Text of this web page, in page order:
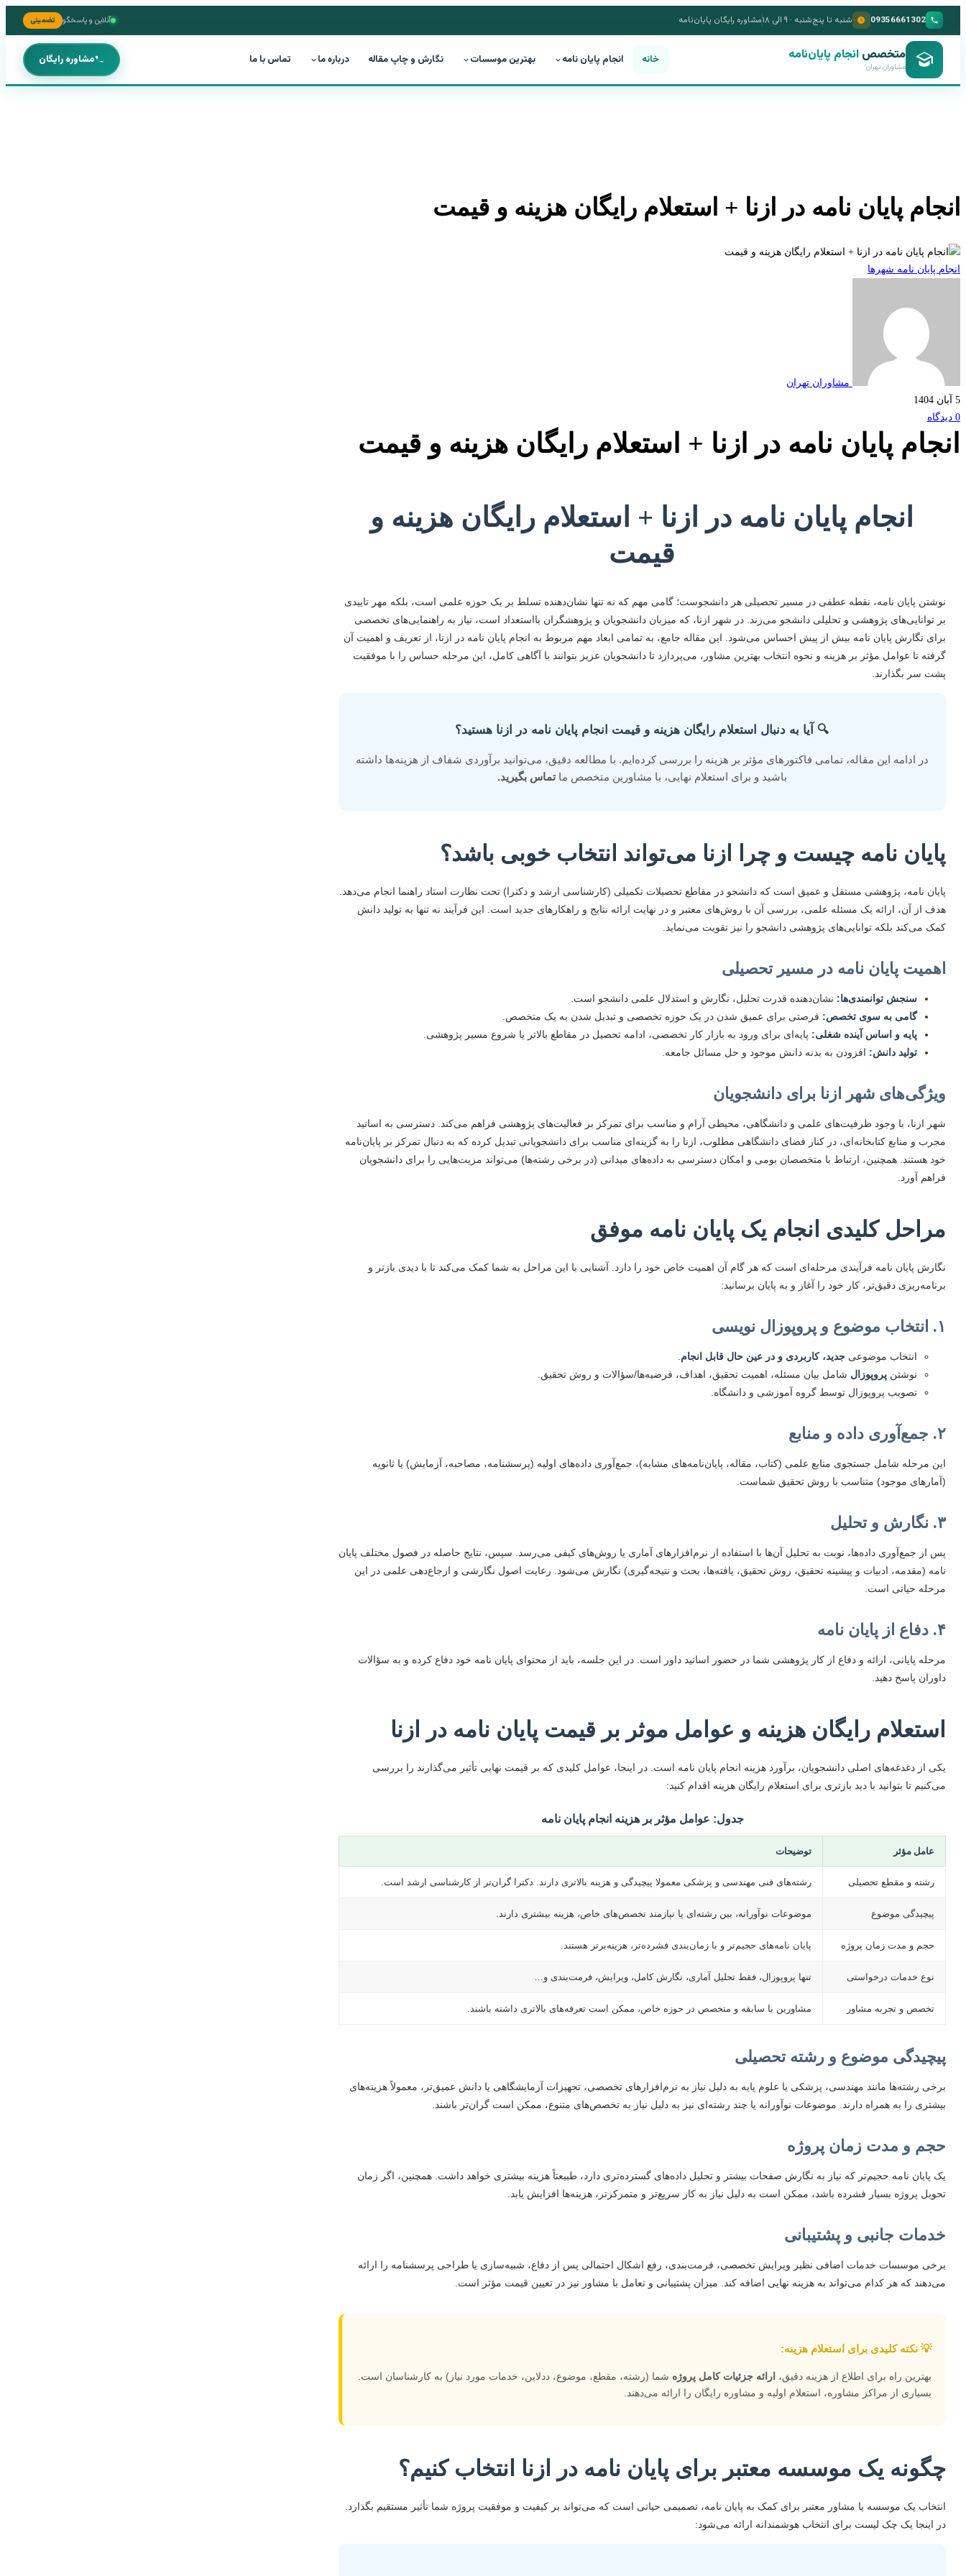
09356661302 شنبه تا پنج‌شنبه · ۹ الی ۱۸ مشاوره رایگان پایان‌نامه آنلاین و پاسخگو تضمینی
متخصص انجام پایان‌نامه
مشاوران تهران خانه انجام پایان نامه بهترین موسسات نگارش و چاپ مقاله درباره ما تماس با ما مشاوره رایگان
انجام پایان نامه در ازنا + استعلام رایگان هزینه و قیمت
انجام پایان نامه شهرها
مشاوران تهران
5 آبان 1404
0 دیدگاه
انجام پایان نامه در ازنا + استعلام رایگان هزینه و قیمت
انجام پایان نامه در ازنا + استعلام رایگان هزینه و
قیمت
نوشتن پایان نامه، نقطه عطفی در مسیر تحصیلی هر دانشجوست؛ گامی مهم که نه تنها نشان‌دهنده تسلط بر یک حوزه علمی است، بلکه مهر تاییدی
بر توانایی‌های پژوهشی و تحلیلی دانشجو می‌زند. در شهر ازنا، که میزبان دانشجویان و پژوهشگران بااستعداد است، نیاز به راهنمایی‌های تخصصی
برای نگارش پایان نامه بیش از پیش احساس می‌شود. این مقاله جامع، به تمامی ابعاد مهم مربوط به انجام پایان نامه در ازنا، از تعریف و اهمیت آن
گرفته تا عوامل مؤثر بر هزینه و نحوه انتخاب بهترین مشاور، می‌پردازد تا دانشجویان عزیز بتوانند با آگاهی کامل، این مرحله حساس را با موفقیت
پشت سر بگذارند.
🔍 آیا به دنبال استعلام رایگان هزینه و قیمت انجام پایان نامه در ازنا هستید؟
در ادامه این مقاله، تمامی فاکتورهای مؤثر بر هزینه را بررسی کرده‌ایم. با مطالعه دقیق، می‌توانید برآوردی شفاف از هزینه‌ها داشته
باشید و برای استعلام نهایی، با مشاورین متخصص ماتماس بگیرید.
پایان نامه چیست و چرا ازنا می‌تواند انتخاب خوبی باشد؟
پایان نامه، پژوهشی مستقل و عمیق است که دانشجو در مقاطع تحصیلات تکمیلی (کارشناسی ارشد و دکترا) تحت نظارت استاد راهنما انجام می‌دهد.
هدف از آن، ارائه یک مسئله علمی، بررسی آن با روش‌های معتبر و در نهایت ارائه نتایج و راهکارهای جدید است. این فرآیند نه تنها به تولید دانش
کمک می‌کند بلکه توانایی‌های پژوهشی دانشجو را نیز تقویت می‌نماید.
اهمیت پایان نامه در مسیر تحصیلی
سنجش توانمندی‌ها: نشان‌دهنده قدرت تحلیل، نگارش و استدلال علمی دانشجو است.
گامی به سوی تخصص: فرصتی برای عمیق شدن در یک حوزه تخصصی و تبدیل شدن به یک متخصص.
پایه و اساس آینده شغلی: پایه‌ای برای ورود به بازار کار تخصصی، ادامه تحصیل در مقاطع بالاتر یا شروع مسیر پژوهشی.
تولید دانش: افزودن به بدنه دانش موجود و حل مسائل جامعه.
ویژگی‌های شهر ازنا برای دانشجویان
شهر ازنا، با وجود ظرفیت‌های علمی و دانشگاهی، محیطی آرام و مناسب برای تمرکز بر فعالیت‌های پژوهشی فراهم می‌کند. دسترسی به اساتید
مجرب و منابع کتابخانه‌ای، در کنار فضای دانشگاهی مطلوب، ازنا را به گزینه‌ای مناسب برای دانشجویانی تبدیل کرده که به دنبال تمرکز بر پایان‌نامه
خود هستند. همچنین، ارتباط با متخصصان بومی و امکان دسترسی به داده‌های میدانی (در برخی رشته‌ها) می‌تواند مزیت‌هایی را برای دانشجویان
فراهم آورد.
مراحل کلیدی انجام یک پایان نامه موفق
نگارش پایان نامه فرآیندی مرحله‌ای است که هر گام آن اهمیت خاص خود را دارد. آشنایی با این مراحل به شما کمک می‌کند تا با دیدی بازتر و
برنامه‌ریزی دقیق‌تر، کار خود را آغاز و به پایان برسانید:
۱. انتخاب موضوع و پروپوزال نویسی
انتخاب موضوعی جدید، کاربردی و در عین حال قابل انجام.
نوشتن پروپوزال شامل بیان مسئله، اهمیت تحقیق، اهداف، فرضیه‌ها/سؤالات و روش تحقیق.
تصویب پروپوزال توسط گروه آموزشی و دانشگاه.
۲. جمع‌آوری داده و منابع
این مرحله شامل جستجوی منابع علمی (کتاب، مقاله، پایان‌نامه‌های مشابه)، جمع‌آوری داده‌های اولیه (پرسشنامه، مصاحبه، آزمایش) یا ثانویه
(آمارهای موجود) متناسب با روش تحقیق شماست.
۳. نگارش و تحلیل
پس از جمع‌آوری داده‌ها، نوبت به تحلیل آن‌ها با استفاده از نرم‌افزارهای آماری یا روش‌های کیفی می‌رسد. سپس، نتایج حاصله در فصول مختلف پایان
نامه (مقدمه، ادبیات و پیشینه تحقیق، روش تحقیق، یافته‌ها، بحث و نتیجه‌گیری) نگارش می‌شود. رعایت اصول نگارشی و ارجاع‌دهی علمی در این
مرحله حیاتی است.
۴. دفاع از پایان نامه
مرحله پایانی، ارائه و دفاع از کار پژوهشی شما در حضور اساتید داور است. در این جلسه، باید از محتوای پایان نامه خود دفاع کرده و به سؤالات
داوران پاسخ دهید.
استعلام رایگان هزینه و عوامل موثر بر قیمت پایان نامه در ازنا
یکی از دغدغه‌های اصلی دانشجویان، برآورد هزینه انجام پایان نامه است. در اینجا، عوامل کلیدی که بر قیمت نهایی تأثیر می‌گذارند را بررسی
می‌کنیم تا بتوانید با دید بازتری برای استعلام رایگان هزینه اقدام کنید:
جدول: عوامل مؤثر بر هزینه انجام پایان نامه
عامل مؤثر توضیحات
رشته و مقطع تحصیلی رشته‌های فنی مهندسی و پزشکی معمولا پیچیدگی و هزینه بالاتری دارند. دکترا گران‌تر از کارشناسی ارشد است.
پیچیدگی موضوع موضوعات نوآورانه، بین رشته‌ای یا نیازمند تخصص‌های خاص، هزینه بیشتری دارند.
حجم و مدت زمان پروژه پایان نامه‌های حجیم‌تر و با زمان‌بندی فشرده‌تر، هزینه‌برتر هستند.
نوع خدمات درخواستی تنها پروپوزال، فقط تحلیل آماری، نگارش کامل، ویرایش، فرمت‌بندی و…
تخصص و تجربه مشاور مشاورین با سابقه و متخصص در حوزه خاص، ممکن است تعرفه‌های بالاتری داشته باشند.
پیچیدگی موضوع و رشته تحصیلی
برخی رشته‌ها مانند مهندسی، پزشکی یا علوم پایه به دلیل نیاز به نرم‌افزارهای تخصصی، تجهیزات آزمایشگاهی یا دانش عمیق‌تر، معمولاً هزینه‌های
بیشتری را به همراه دارند. موضوعات نوآورانه یا چند رشته‌ای نیز به دلیل نیاز به تخصص‌های متنوع، ممکن است گران‌تر باشند.
حجم و مدت زمان پروژه
یک پایان نامه حجیم‌تر که نیاز به نگارش صفحات بیشتر و تحلیل داده‌های گسترده‌تری دارد، طبیعتاً هزینه بیشتری خواهد داشت. همچنین، اگر زمان
تحویل پروژه بسیار فشرده باشد، ممکن است به دلیل نیاز به کار سریع‌تر و متمرکزتر، هزینه‌ها افزایش یابد.
خدمات جانبی و پشتیبانی
برخی موسسات خدمات اضافی نظیر ویرایش تخصصی، فرمت‌بندی، رفع اشکال احتمالی پس از دفاع، شبیه‌سازی یا طراحی پرسشنامه را ارائه
می‌دهند که هر کدام می‌تواند به هزینه نهایی اضافه کند. میزان پشتیبانی و تعامل با مشاور نیز در تعیین قیمت مؤثر است.
💡 نکته کلیدی برای استعلام هزینه:
بهترین راه برای اطلاع از هزینه دقیق، ارائه جزئیات کامل پروژه شما (رشته، مقطع، موضوع، ددلاین، خدمات مورد نیاز) به کارشناسان است.
بسیاری از مراکز مشاوره، استعلام اولیه و مشاوره رایگان را ارائه می‌دهند.
چگونه یک موسسه معتبر برای پایان نامه در ازنا انتخاب کنیم؟
انتخاب یک موسسه یا مشاور معتبر برای کمک به پایان نامه، تصمیمی حیاتی است که می‌تواند بر کیفیت و موفقیت پروژه شما تأثیر مستقیم بگذارد.
در اینجا یک چک لیست برای انتخاب هوشمندانه ارائه می‌شود: